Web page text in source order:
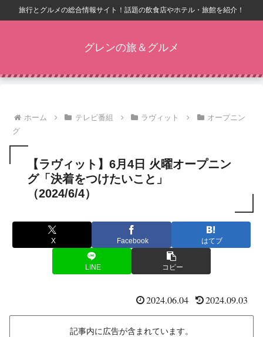
旅行とグルメの総合情報サイト！話題の飲食店やホテル・旅館を紹介！
グレンの旅＆グルメ
ホーム テレビ番組 ラヴィット
オープニン
グ
【ラヴィット】6月4日 火曜オープニン
グ「決着をつけたいこと」
（2024/6/4）
X Facebook はてブ
LINE コピー
2024.06.04 2024.09.03
記事内に広告が含まれています。